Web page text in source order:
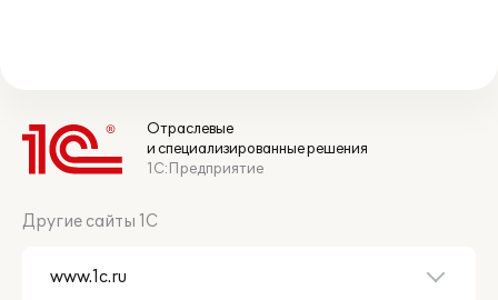
Отраслевые
и специализированные решения
1С:Предприятие
Другие сайты 1С